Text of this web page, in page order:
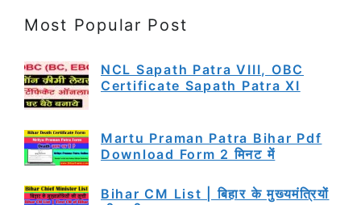
Most Popular Post
NCL Sapath Patra VIII, OBC
Certificate Sapath Patra XI
Martu Praman Patra Bihar Pdf
Download Form 2 मिनट में
Bihar CM List | बिहार के मुख्यमंत्रियों